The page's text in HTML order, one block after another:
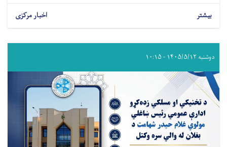
بیشتر اخبار مرکزی
دوشنبه ۱۴۰۵/۵/۱۲ - ۱۰:۱۵